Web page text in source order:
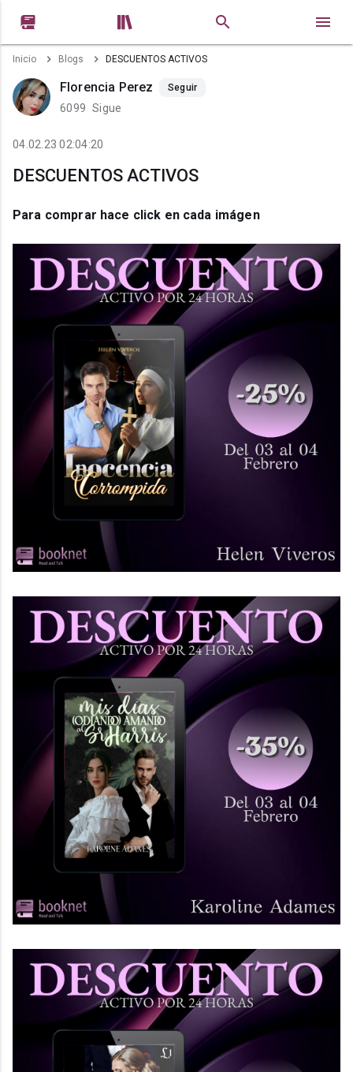
 
Inicio Blogs DESCUENTOS ACTIVOS
Florencia Perez Seguir
6099 Sigue
04.02.23 02:04:20
DESCUENTOS ACTIVOS
Para comprar hace click en cada imágen